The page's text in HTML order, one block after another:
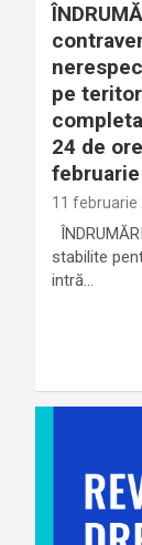
pe
24 de
11 februarie
stabilite
intră…